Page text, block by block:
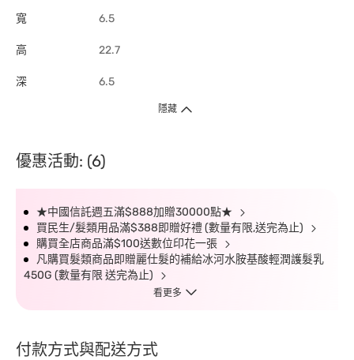
寬 6.5
高 22.7
深 6.5
隱藏
優惠活動: (6)
★中國信託週五滿$888加贈30000點★
買民生/髮類用品滿$388即贈好禮 (數量有限,送完為止)
購買全店商品滿$100送數位印花一張
凡購買髮類商品即贈麗仕髮的補給冰河水胺基酸輕潤護髮乳
450G (數量有限 送完為止)
看更多
付款方式與配送方式